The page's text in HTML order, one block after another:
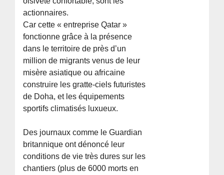
actionnaires.
Car cette « entreprise Qatar »
fonctionne grâce à la présence
dans le territoire de près d’un
million de migrants venus de leur
misère asiatique ou africaine
construire les gratte-ciels futuristes
de Doha, et les équipements
sportifs climatisés luxueux.
Des journaux comme le Guardian
britannique ont dénoncé leur
conditions de vie très dures sur les
chantiers (plus de 6000 morts en